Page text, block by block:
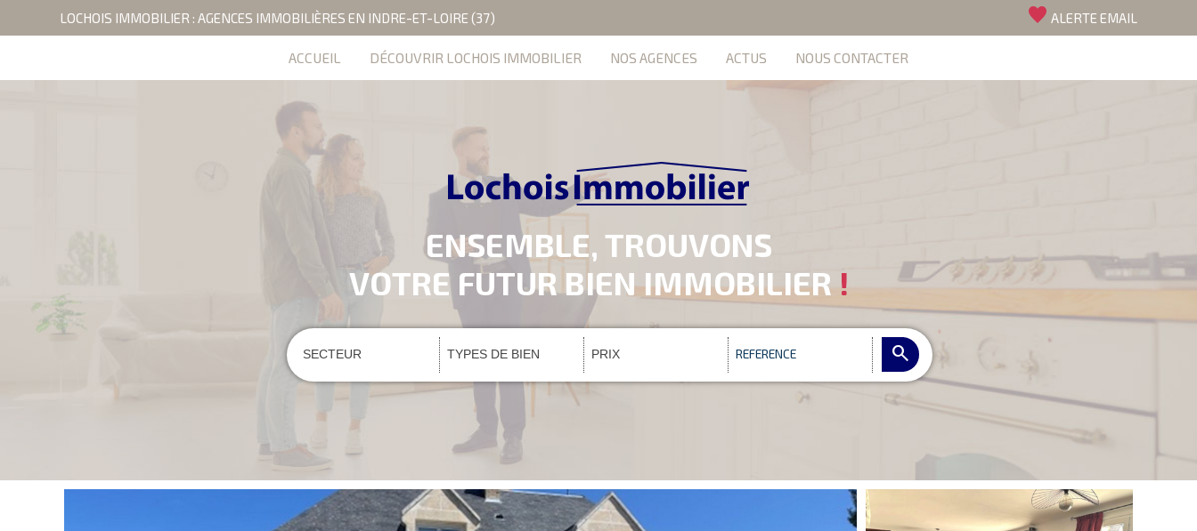
favorite ALERTE EMAIL
LOCHOIS IMMOBILIER : AGENCES IMMOBILIÈRES EN INDRE-ET-LOIRE (37)
ACCUEIL DÉCOUVRIR LOCHOIS IMMOBILIER NOS AGENCES ACTUS NOUS CONTACTER
ENSEMBLE, TROUVONS
VOTRE FUTUR BIEN IMMOBILIER!
search